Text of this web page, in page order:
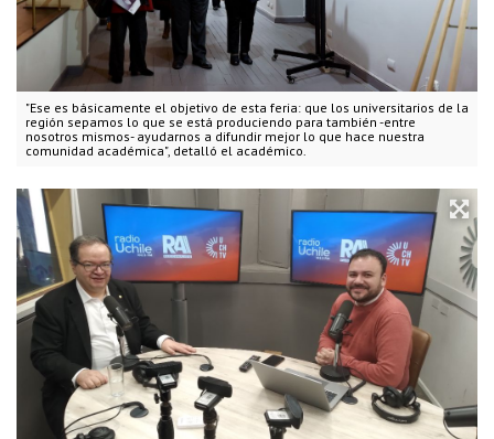
"Ese es básicamente el objetivo de esta feria: que los universitarios de la
región sepamos lo que se está produciendo para también -entre
nosotros mismos- ayudarnos a difundir mejor lo que hace nuestra
comunidad académica", detalló el académico.